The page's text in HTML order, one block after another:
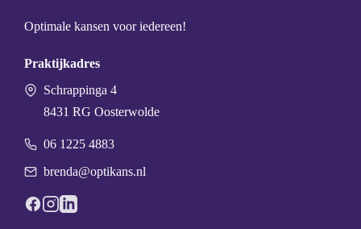
Optimale kansen voor iedereen!
Praktijkadres
Schrappinga 4
8431 RG Oosterwolde
06 1225 4883
brenda@optikans.nl